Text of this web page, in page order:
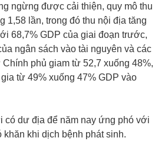
ngừng được cải thiện, quy mô thu
1,58 lần, trong đó thu nội địa tăng
68,7% GDP của giai đoạn trước,
ngân sách vào tài nguyên và các
phủ giam từ 52,7 xuống 48%,
từ 49% xuống 47% GDP vào
có dư địa để năm nay ứng phó với
khăn khi dịch bệnh phát sinh.